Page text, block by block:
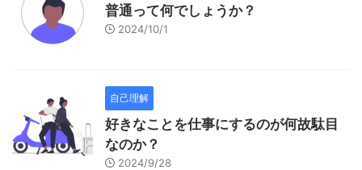
普通って何でしょうか？
2024/10/1
自己理解
好きなことを仕事にするのが何故駄目
なのか？
2024/9/28